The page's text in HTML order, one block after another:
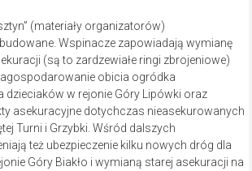
(materiały organizatorów)
Wspinacze zapowiadają wymianę
(są to zardzewiałe ringi zbrojeniowe)
obicia ogródka
dzieciaków w rejonie Góry Lipówki oraz
asekuracyjne dotychczas nieasekurowanych
Turni i Grzybki. Wśród dalszych
też ubezpieczenie kilku nowych dróg dla
Góry Biakło i wymianą starej asekuracji na